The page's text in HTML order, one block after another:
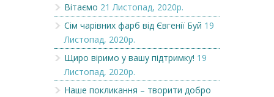
Вітаємо 21 Листопад, 2020р.
Сім чарівних фарб від Євгенії Буй 19
Листопад, 2020р.
Щиро віримо у вашу підтримку! 19
Листопад, 2020р.
Наше покликання – творити добро